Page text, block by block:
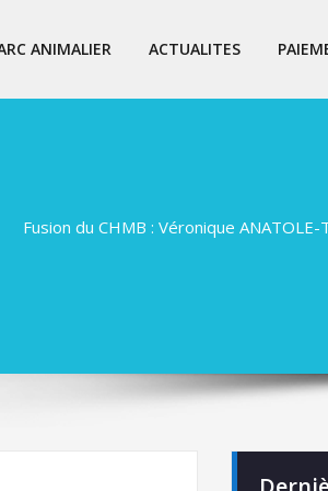
ANIMALIER ACTUALITES
Fusion du CHMB : Véronique